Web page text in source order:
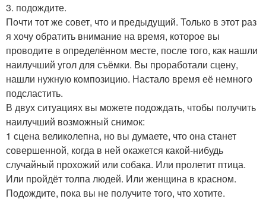
3. подождите.
Почти тот же совет, что и предыдущий. Только в этот раз
я хочу обратить внимание на время, которое вы
проводите в определённом месте, после того, как нашли
наилучший угол для съёмки. Вы проработали сцену,
нашли нужную композицию. Настало время её немного
подсластить.
В двух ситуациях вы можете подождать, чтобы получить
наилучший возможный снимок:
1 сцена великолепна, но вы думаете, что она станет
совершенной, когда в ней окажется какой-нибудь
случайный прохожий или собака. Или пролетит птица.
Или пройдёт толпа людей. Или женщина в красном.
Подождите, пока вы не получите того, что хотите.